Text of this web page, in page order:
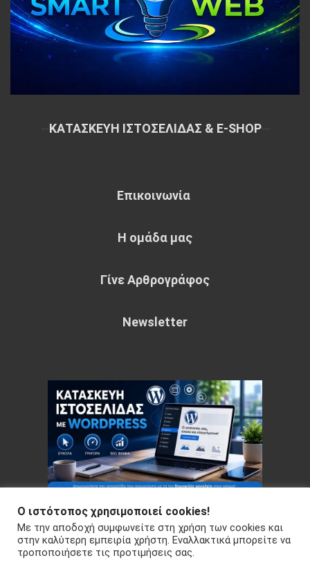
ΚΑΤΑΣΚΕΥΗ ΙΣΤΟΣΕΛΙΔΑΣ & E-SHOP~
Επικοινωνία
Η ομάδα μας
Γίνε Αρθρογράφος
Newsletter
Copyright © 2026 Your e-articles - WordPress Theme : by
Sparkle Themes Πολιτική Απορρήτου
Ο ιστότοπος χρησιμοποιεί cookies!
Με την αποδοχή συμφωνείτε στη χρήση των cookies και
στην καλύτερη εμπειρία χρήστη. Εναλλακτικά μπορείτε να
τροποποιήσετε τις προτιμήσεις σας.